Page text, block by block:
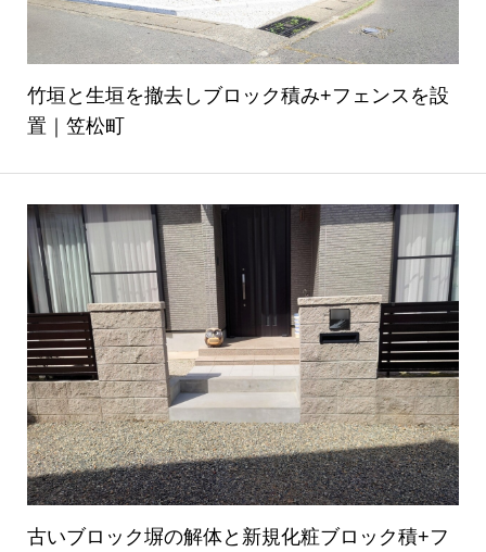
竹垣と生垣を撤去しブロック積み+フェンスを設
置｜笠松町
古いブロック塀の解体と新規化粧ブロック積+フ